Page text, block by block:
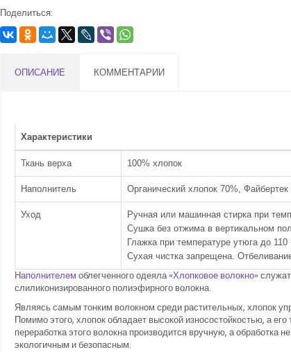
Поделиться:
ОПИСАНИЕ КОММЕНТАРИИ
Характеристики
Ткань верха 100% хлопок
Наполнитель Органический хлопок 70%, Файбертек
Уход
Ручная или машинная стирка при
Сушка без отжима в вертикальном
Глажка при температуре утюга до
Сухая чистка запрещена.
Наполнителем облегченного одеяла«Хлопковое волокно»
слиликонизированного полиэфирного волокна.
Являясь самым тонким волокном среди растительных, хлопок
Помимо этого, хлопок обладает высокой износостойкостью, а
переработка этого волокна производится вручную, а обработка
экологичным и безопасным.